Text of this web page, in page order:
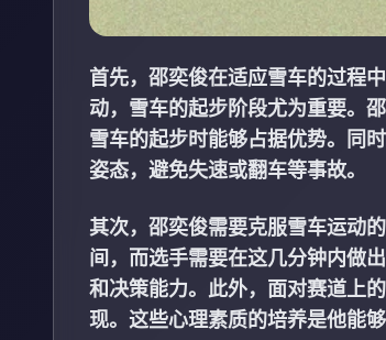
首先，邵奕俊在适应雪车的过程
动，雪车的起步阶段尤为重要。
雪车的起步时能够占据优势。同
姿态，避免失速或翻车等事故。
其次，邵奕俊需要克服雪车运动
间，而选手需要在这几分钟内做
和决策能力。此外，面对赛道上
现。这些心理素质的培养是他能